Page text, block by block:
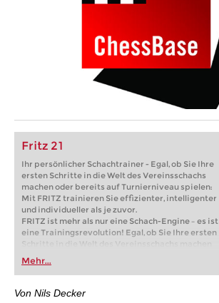
Fritz 21
Ihr persönlicher Schachtrainer - Egal, ob Sie Ihre
ersten Schritte in die Welt des Vereinsschachs
machen oder bereits auf Turnierniveau spielen:
Mit FRITZ trainieren Sie effizienter, intelligenter
und individueller als je zuvor.
FRITZ ist mehr als nur eine Schach-Engine – es ist
eine Trainingsrevolution! Egal, ob Sie Ihre ersten
Schritte in die Welt des Vereinsschachs machen
oder bereits auf Turnierniveau spielen: Mit
FRITZ trainieren Sie effizienter, intelligenter und
individueller als je zuvor.
Mehr...
Von Nils Decker